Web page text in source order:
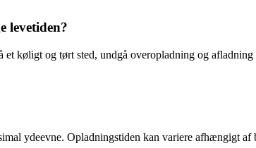
levetiden?
køligt og tørt sted, undgå overopladning og
ydeevne. Opladningstiden kan variere afhængigt af